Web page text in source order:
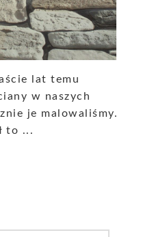
lat temu
w naszych
je malowaliśmy.
to ...